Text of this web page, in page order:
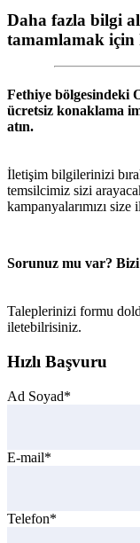
Daha fazla bilgi
tamamlamak
Fethiye bölgesindeki
ücretsiz konaklama
atın.
İletişim bilgilerinizi
temsilcimiz sizi
kampanyalarımızı
Sorunuz mu var?
Taleplerinizi formu
iletebilrisiniz.
Hızlı Başvuru
Ad Soyad*
E-mail*
Telefon*